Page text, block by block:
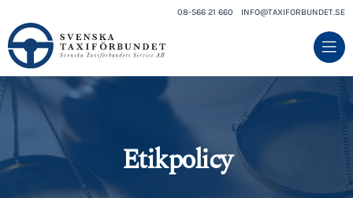
08-566 21 660 INFO@TAXIFORBUNDET.SE
Etikpolicy